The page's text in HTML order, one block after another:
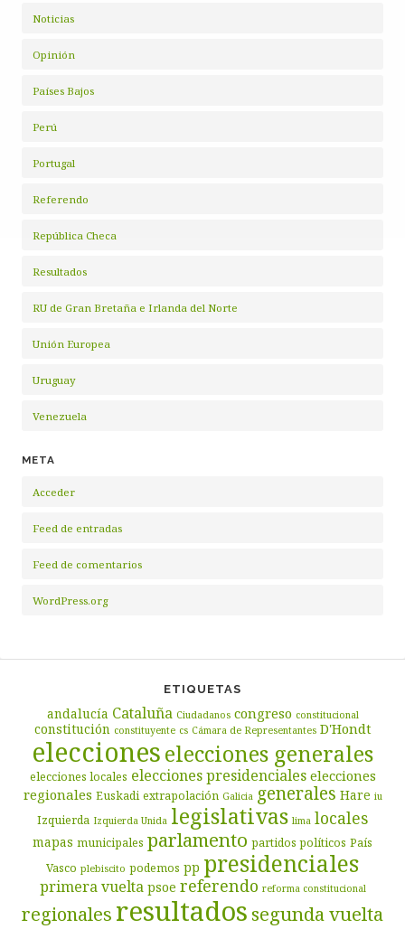
Noticias
Opinión
Países Bajos
Perú
Portugal
Referendo
República Checa
Resultados
RU de Gran Bretaña e Irlanda del Norte
Unión Europea
Uruguay
Venezuela
META
Acceder
Feed de entradas
Feed de comentarios
WordPress.org
ETIQUETAS
andalucía Cataluña Ciudadanos congreso constitucional
constitución constituyente cs Cámara de Representantes D'Hondt
eleccioneselecciones generales
elecciones locales elecciones presidenciales elecciones
regionales Euskadi extrapolación Galicia generales Hare iu
Izquierda Izquierda Unida legislativas lima locales
mapas municipales parlamento partidos políticos País
Vasco plebiscito podemos pp presidenciales
primera vuelta psoe referendo reforma constitucional
regionales resultadossegunda vuelta